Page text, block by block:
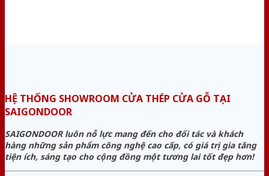
HỆ THỐNG SHOWROOM CỬA THÉP CỬA GỖ TẠI
SAIGONDOOR
SAIGONDOOR luôn nỗ lực mang đến cho đối tác và khách
hàng những sản phẩm công nghệ cao cấp, có giá trị gia tăng
tiện ích, sáng tạo cho cộng đồng một tương lai tốt đẹp hơn!